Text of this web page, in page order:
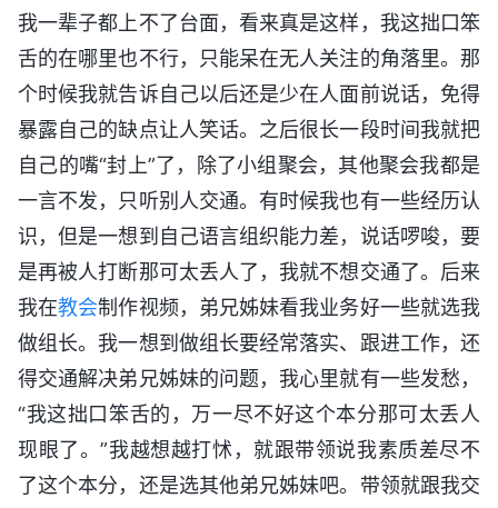
我一辈子都上不了台面，看来真是这样，我这拙口笨
舌的在哪里也不行，只能呆在无人关注的角落里。那
个时候我就告诉自己以后还是少在人面前说话，免得
暴露自己的缺点让人笑话。之后很长一段时间我就把
自己的嘴“封上”了，除了小组聚会，其他聚会我都是
一言不发，只听别人交通。有时候我也有一些经历认
识，但是一想到自己语言组织能力差，说话啰唆，要
是再被人打断那可太丢人了，我就不想交通了。后来
我在教会制作视频，弟兄姊妹看我业务好一些就选我
做组长。我一想到做组长要经常落实、跟进工作，还
得交通解决弟兄姊妹的问题，我心里就有一些发愁，
“我这拙口笨舌的，万一尽不好这个本分那可太丢人
现眼了。”我越想越打怵，就跟带领说我素质差尽不
了这个本分，还是选其他弟兄姊妹吧。带领就跟我交